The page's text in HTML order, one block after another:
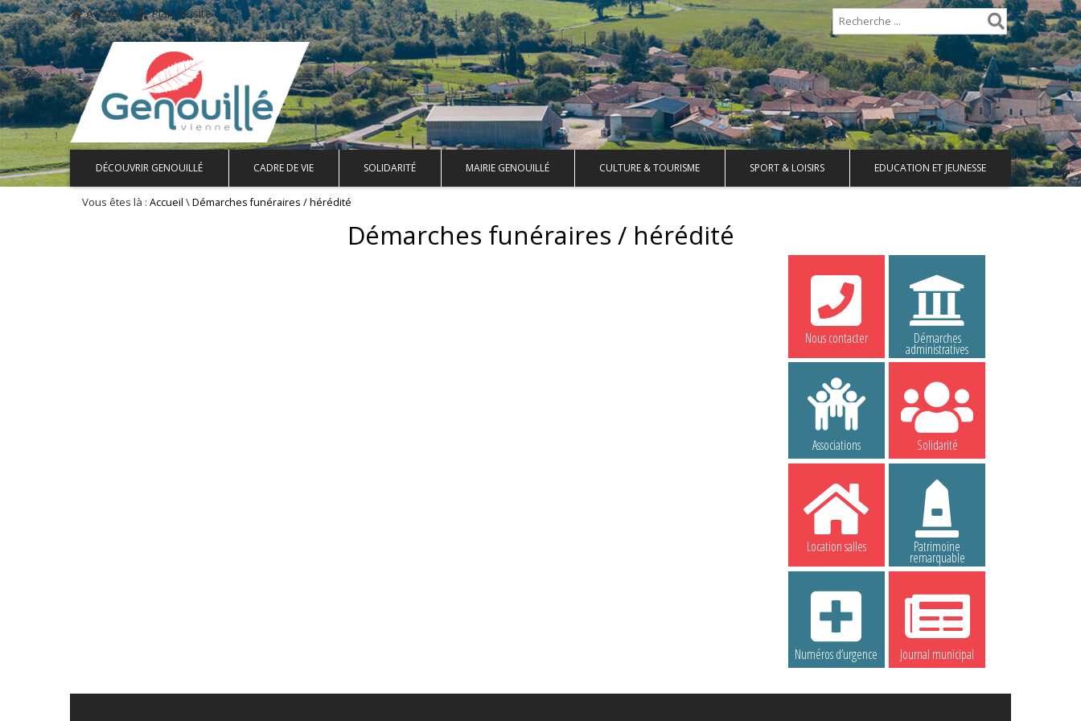
Accueil Plan de site
DÉCOUVRIR GENOUILLÉ CADRE DE VIE SOLIDARITÉ MAIRIE GENOUILLÉ CULTURE & TOURISME SPORT & LOISIRS EDUCATION ET JEUNESSE
Vous êtes là : Accueil \Démarches funéraires / hérédité
Démarches funéraires / hérédité
Nous contacter Démarches
administratives
Associations Solidarité
Location salles Patrimoine
remarquable
Numéros d’urgence Journal municipal